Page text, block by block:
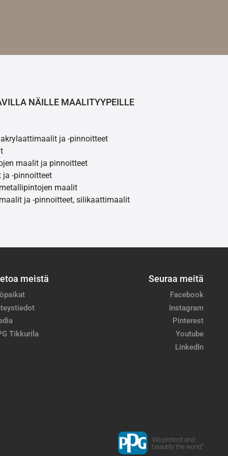
NÄILLE MAALITYYPEILLE
ja -pinnoitteet
maalit ja pinnoitteet
ja -pinnoitteet
maalit
ja -pinnoitteet, silikaattimaalit
meistä
Tikkurila
Seuraa meitä
Facebook
Instagram
Pinterest
Youtube
LinkedIn